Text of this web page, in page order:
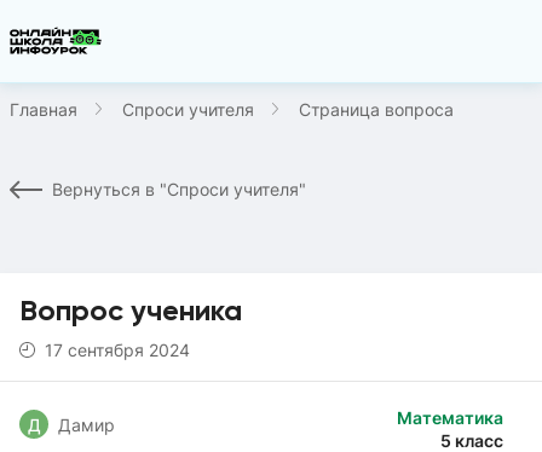
Главная Спроси учителя Страница вопроса
Вернуться в "Спроси учителя"
Вопрос ученика
17 сентября 2024
Математика
5 класс
Д Дамир